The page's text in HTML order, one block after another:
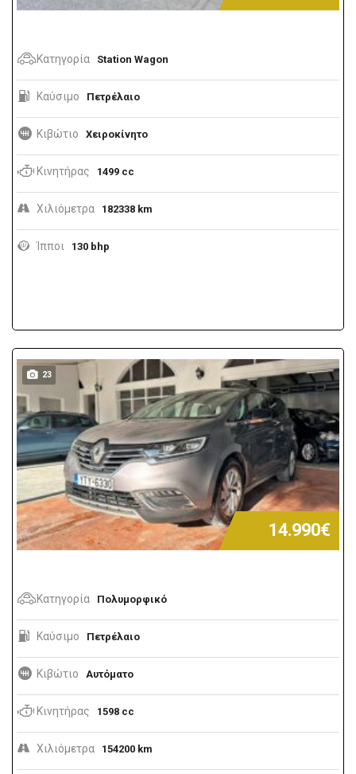
Κατηγορία Station Wagon
Καύσιμο Πετρέλαιο
Κιβώτιο Χειροκίνητο
Κινητήρας 1499 cc
Χιλιόμετρα 182338 km
Ίπποι 130 bhp
23
14.990€
Κατηγορία Πολυμορφικό
Καύσιμο Πετρέλαιο
Κιβώτιο Αυτόματο
Κινητήρας 1598 cc
Χιλιόμετρα 154200 km